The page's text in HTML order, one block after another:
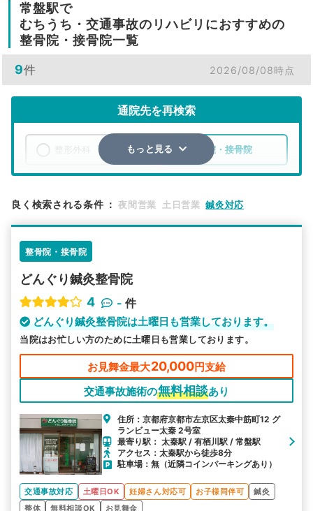
常盤駅で
むちうち・交通事故のリハビリにおすすめの
整骨院・接骨院一覧
9件 2026/08/08時点
通院先を再検索
整骨院・接骨院
検索する
駅から探す 院名から探す
もっと見る
良く検索される条件 ： 夜間営業 土日営業 鍼灸対応
整骨院・接骨院
どんぐり鍼灸整骨院
4
- 件
どんぐり鍼灸整骨院は土曜日も営業しております。
当院はお忙しい方のために土曜日も営業しております。
お見舞金最大20,000円支給
交通事故施術の無料相談あり
住所：京都府京都市左京区太秦中筋町12 グ
ランビュー太秦 2号室
最寄り駅： 太秦駅 / 有栖川駅 / 常盤駅
アクセス：太秦駅から徒歩8分
駐車場：無（近隣コインパーキングあり）
交通事故対応 土曜日OK 妊婦さん対応可 お子様同伴可
鍼灸
整体
無料相談OK お見舞金